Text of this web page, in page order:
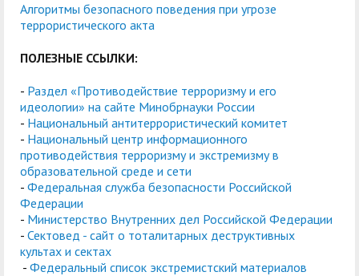
Алгоритмы безопасного поведения при угрозе
террористического акта
ПОЛЕЗНЫЕ ССЫЛКИ:
- Раздел «Противодействие терроризму и его
идеологии» на сайте Минобрнауки России
- Национальный антитеррористический комитет
- Национальный центр информационного
противодействия терроризму и экстремизму в
образовательной среде и сети
- Федеральная служба безопасности Российской
Федерации
- Министерство Внутренних дел Российской Федерации
- Сектовед - сайт о тоталитарных деструктивных
культах и сектах
- Федеральный список экстремистский материалов